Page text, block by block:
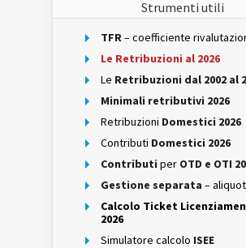
Strumenti utili
TFR– coefficiente
Le Retribuzioni al 2026
Le Retribuzioni dal 2002 al
Minimali retributivi 2026
Retribuzioni Domestici 2026
Contributi Domestici 2026
Contributi per OTD e OTI
Gestione separata –
Calcolo Ticket
2026
Simulatore calcolo ISEE